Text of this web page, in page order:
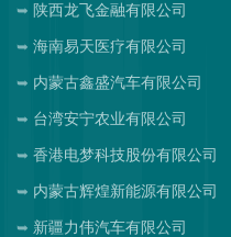
陕西龙飞金融有限公司
海南易天医疗有限公司
内蒙古鑫盛汽车有限公司
台湾安宁农业有限公司
香港电梦科技股份有限公司
内蒙古辉煌新能源有限公司
新疆力伟汽车有限公司